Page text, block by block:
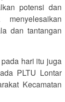
potensi dan
dan tantangan
hari itu juga
PLTU Lontar
Kecamatan